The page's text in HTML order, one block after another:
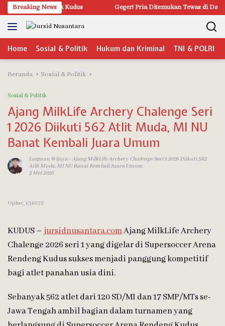
Langsung
ke
konten
Breaking News
Anak Baik Kudus Geger! Pria Ditemukan Tewas di Dalam
Home Sosial & Politik Hukum dan Kriminal TNI & POLRI
Beranda Sosial & Politik
Sosial & Politik
Ajang MilkLife Archery Chalenge Seri
1 2026 Diikuti 562 Atlit Muda, MI NU
Banat Kembali Juara Umum
Luqman Wijaya -Ajang MilkLife Archery Chalenge Seri 1 2026 Diikuti 562
Atlit Muda, MI NU Banat Kembali Juara Umum
3 Mei 2026
Oplus_131072
KUDUS – jursidnusantara.comAjang MilkLife Archery
Chalenge 2026 seri 1 yang digelar di Supersoccer Arena
Rendeng Kudus sukses menjadi panggung kompetitif
bagi atlet panahan usia dini.
Sebanyak 562 atlet dari 120 SD/MI dan 17 SMP/MTs se-
Jawa Tengah ambil bagian dalam turnamen yang